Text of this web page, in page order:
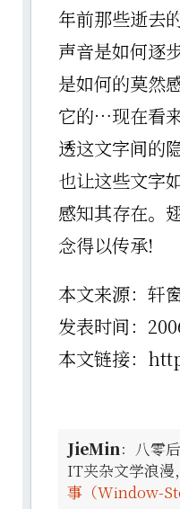
年前那些逝去
声音是如何逐
是如何的莫然
它的…现在看
透这文字间的
也让这些文字
感知其存在。
念得以传承!
本文来源：轩
发表时间：
本文链接：
JieMin：八零
IT夹杂文学浪漫
事（Window-